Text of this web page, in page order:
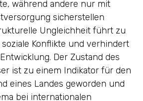
während andere nur mit
sicherstellen
Ungleichheit führt zu
Konflikte und verhindert
Der Zustand des
ist zu einem Indikator für den
eines Landes geworden und
bei internationalen